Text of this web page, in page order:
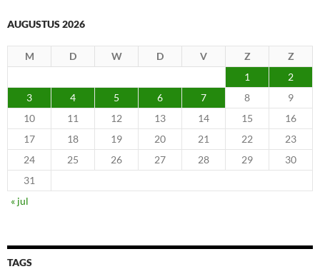
AUGUSTUS 2026
M D W D V Z
Z
1
2
3
4 5 6 7 8
9
10
11 12 13 14 15
16
17
18 19 20 21 22
23
24
25 26 27 28 29
30
31
« jul
TAGS